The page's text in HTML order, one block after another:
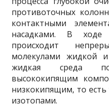
противоточных
контактными
насадками. В ходе
происходит
молекулами жидкой
жидкая среда
высококипящим
низкокипящим, то
изотопами.